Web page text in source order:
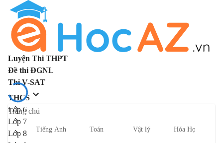
Luyện Thi THPT
Đề thi ĐGNL
Thi V-SAT
THCS
Lớp 6
Lớp 7
Lớp 8
Trang chủ
Tiếng Anh Toán Vật lý Hóa Học